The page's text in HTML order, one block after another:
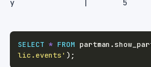
SELECT * FROM partman .
lic.events' ) ;